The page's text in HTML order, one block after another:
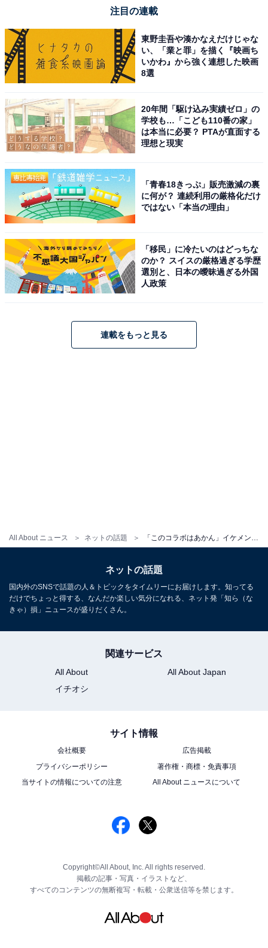
All About ニュース ネットの話題 「このコラボはあかん」イケメン男性アイドル、美女アイドルとの絡みに反響「正統派皇女と王子様すぎる」
注目の連載
東野圭吾や湊かなえだけじゃな
い、「業と罪」を描く『映画ち
いかわ』から強く連想した映画
8選
20年間「駆け込み実績ゼロ」の
学校も…「こども110番の家」
は本当に必要？ PTAが直面する
理想と現実
「青春18きっぷ」販売激減の裏
に何が？ 連続利用の厳格化だけ
ではない「本当の理由」
「移民」に冷たいのはどっちな
のか？ スイスの厳格過ぎる学歴
選別と、日本の曖昧過ぎる外国
人政策
連載をもっと見る
ネットの話題
国内外のSNSで話題の人＆トピックをタイムリーにお届けします。知ってる
だけでちょっと得する、なんだか楽しい気分になれる、ネット発「知ら（な
きゃ）損」ニュースが盛りだくさん。
関連サービス
All About
All About Japan
イチオシ
サイト情報
会社概要
広告掲載
プライバシーポリシー
著作権・商標・免責事項
当サイトの情報についての注意
All About ニュースについて
Copyright©All About, Inc. All rights reserved.
掲載の記事・写真・イラストなど、
すべてのコンテンツの無断複写・転載・公衆送信等を禁じます。